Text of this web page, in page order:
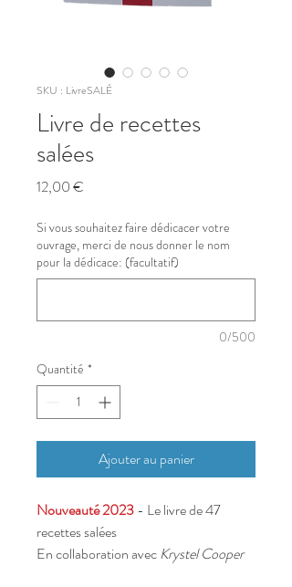
SKU : LivreSALÉ
Livre de recettes
salées
12,00 €
Si vous souhaitez faire dédicacer votre
ouvrage, merci de nous donner le nom
pour la dédicace: (facultatif)
0/500
Quantité *
Ajouter au panier
Nouveauté 2023- Le livre de 47
recettes salées
En collaboration avecKrystel Cooper